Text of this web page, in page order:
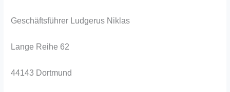
Geschäftsführer Ludgerus Niklas
Lange Reihe 62
44143 Dortmund